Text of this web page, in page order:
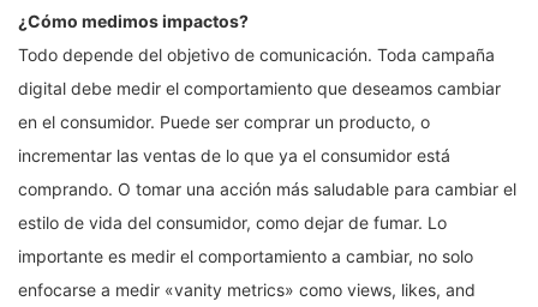
¿Cómo medimos impactos?
Todo depende del objetivo de comunicación. Toda campaña
digital debe medir el comportamiento que deseamos cambiar
en el consumidor. Puede ser comprar un producto, o
incrementar las ventas de lo que ya el consumidor está
comprando. O tomar una acción más saludable para cambiar el
estilo de vida del consumidor, como dejar de fumar. Lo
importante es medir el comportamiento a cambiar, no solo
enfocarse a medir «vanity metrics» como views, likes, and